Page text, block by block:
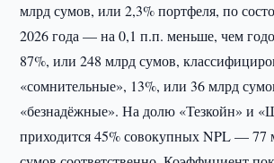
млрд сумов, или 2,3% портфеля, по
2026 года — на 0,1 п.п. меньше, чем
87%, или 248 млрд сумов,
«сомнительные», 13%, или 36 млрд
«безнадёжные». На долю «Тезкойн» и
приходится 45% совокупных NPL — 77